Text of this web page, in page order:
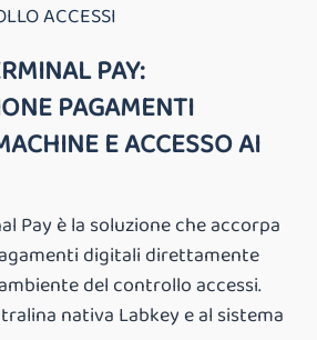
ACCESSI
PAY:
PAGAMENTI
E ACCESSO AI
Pay è la soluzione che accorpa
digitali direttamente
del controllo accessi.
nativa Labkey e al sistema